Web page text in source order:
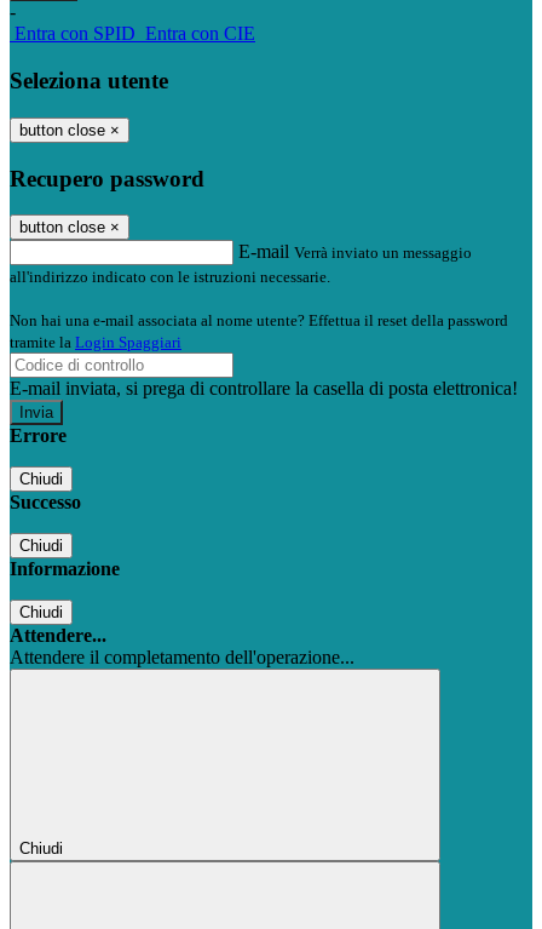
-
Entra con SPID Entra con CIE
Seleziona utente
button close ×
Recupero password
button close ×
E-mail Verrà inviato un messaggio
all'indirizzo indicato con le istruzioni necessarie.
Non hai una e-mail associata al nome utente? Effettua il reset della password
tramite la Login Spaggiari
E-mail inviata, si prega di controllare la casella di posta elettronica!
Errore
Chiudi
Successo
Chiudi
Informazione
Chiudi
Attendere...
Attendere il completamento dell'operazione...
Chiudi